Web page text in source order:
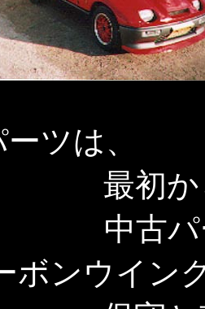
ツは、
最初から
中古パー
ボンウイン